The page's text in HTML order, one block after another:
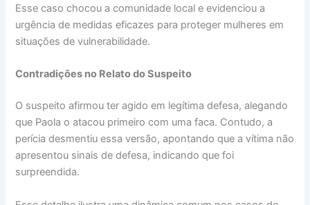
Esse caso chocou a comunidade local e evidenciou a
urgência de medidas eficazes para proteger mulheres em
situações de vulnerabilidade.
Contradições no Relato do Suspeito
O suspeito afirmou ter agido em legítima defesa, alegando
que Paola o atacou primeiro com uma faca. Contudo, a
perícia desmentiu essa versão, apontando que a vítima não
apresentou sinais de defesa, indicando que foi
surpreendida.